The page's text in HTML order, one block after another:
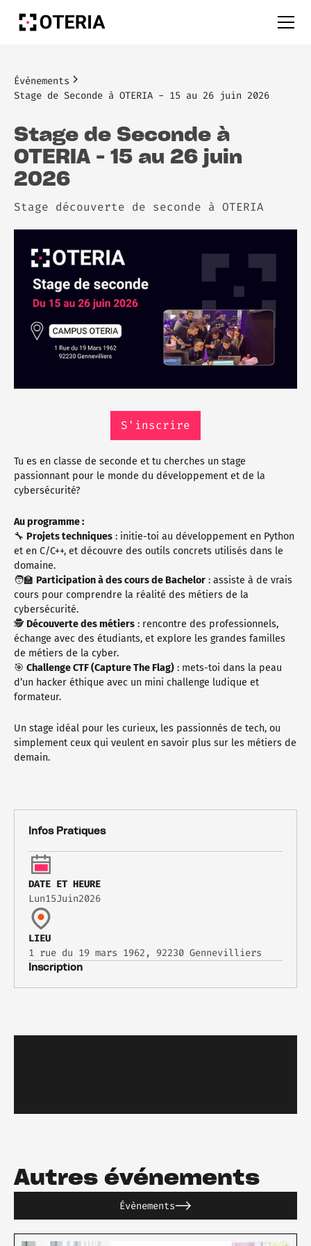
Évènements
Stage de Seconde à OTERIA - 15 au 26 juin 2026
Stage de Seconde à
OTERIA - 15 au 26 juin
2026
Stage découverte de seconde à OTERIA
S'inscrire
Tu es en classe de seconde et tu cherches un stage
passionnant pour le monde du développement et de la
cybersécurité?
Au programme :
🔧 Projets techniques : initie-toi au développement en Python
et en C/C++, et découvre des outils concrets utilisés dans le
domaine.
🧑‍🏫 Participation à des cours de Bachelor : assiste à de vrais
cours pour comprendre la réalité des métiers de la
cybersécurité.
🕵️ Découverte des métiers : rencontre des professionnels,
échange avec des étudiants, et explore les grandes familles
de métiers de la cyber.
🎯 Challenge CTF (Capture The Flag) : mets-toi dans la peau
d’un hacker éthique avec un mini challenge ludique et
formateur.
Un stage idéal pour les curieux, les passionnés de tech, ou
simplement ceux qui veulent en savoir plus sur les métiers de
demain.
Infos Pratiques
DATE ET HEURE
Lun15Juin2026
LIEU
1 rue du 19 mars 1962, 92230 Gennevilliers
Inscription
Autres événements
Évènements